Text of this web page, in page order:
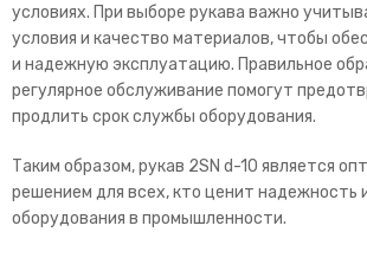
условиях. При выборе рукава важно
условия и качество материалов, чтобы
и надежную эксплуатацию. Правильное
регулярное обслуживание помогут
продлить срок службы оборудования.
Таким образом, рукав 2SN d-10 является
решением для всех, кто ценит надежность
оборудования в промышленности.